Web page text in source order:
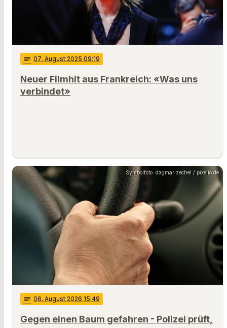
notes 07. August 2025 09:19
Neuer Filmhit aus Frankreich: «Was uns
verbindet»
Symbolfoto: dagmar zechel / pixelio.de
notes 06. August 2026 15:49
Gegen einen Baum gefahren - Polizei prüft,